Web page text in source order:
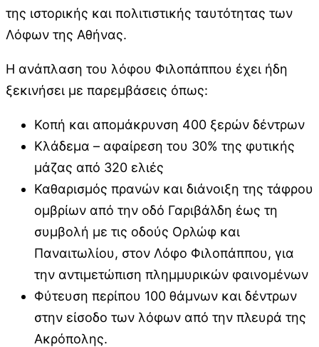
της ιστορικής και πολιτιστικής ταυτότητας των
Λόφων της Αθήνας.
Η ανάπλαση του λόφου Φιλοπάππου έχει ήδη
ξεκινήσει με παρεμβάσεις όπως:
Κοπή και απομάκρυνση 400 ξερών δέντρων
Κλάδεμα – αφαίρεση του 30% της φυτικής
μάζας από 320 ελιές
Καθαρισμός πρανών και διάνοιξη της τάφρου
ομβρίων από την οδό Γαριβάλδη έως τη
συμβολή με τις οδούς Ορλώφ και
Παναιτωλίου, στον Λόφο Φιλοπάππου, για
την αντιμετώπιση πλημμυρικών φαινομένων
Φύτευση περίπου 100 θάμνων και δέντρων
στην είσοδο των λόφων από την πλευρά της
Ακρόπολης.